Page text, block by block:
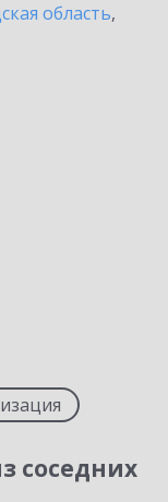
область,
соседних